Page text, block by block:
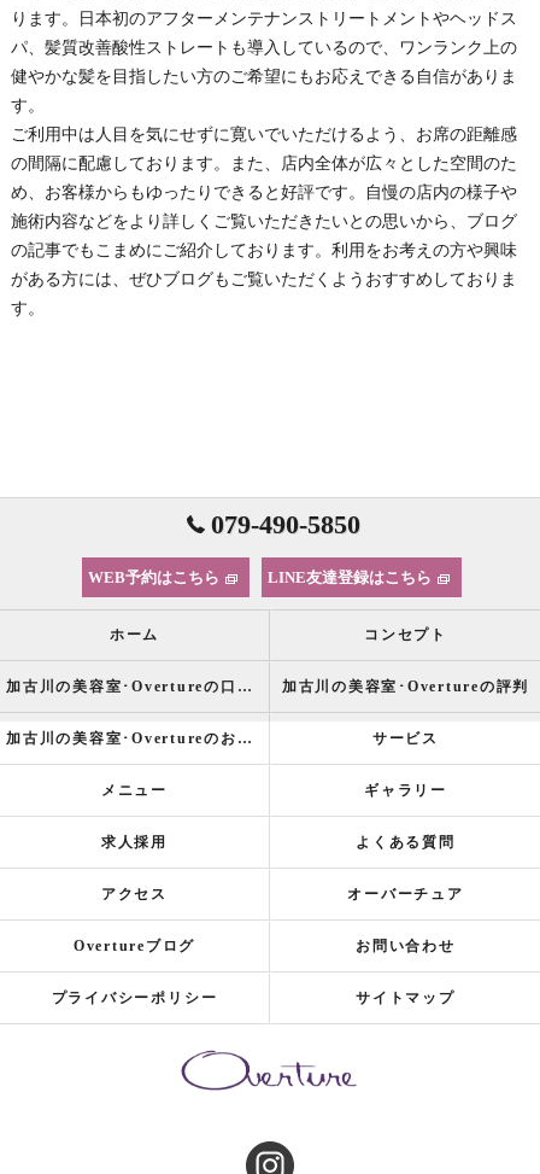
ります。日本初のアフターメンテナンストリートメントやヘッドス
パ、髪質改善酸性ストレートも導入しているので、ワンランク上の
健やかな髪を目指したい方のご希望にもお応えできる自信がありま
す。
ご利用中は人目を気にせずに寛いでいただけるよう、お席の距離感
の間隔に配慮しております。また、店内全体が広々とした空間のた
め、お客様からもゆったりできると好評です。自慢の店内の様子や
施術内容などをより詳しくご覧いただきたいとの思いから、ブログ
の記事でもこまめにご紹介しております。利用をお考えの方や興味
がある方には、ぜひブログもご覧いただくようおすすめしておりま
す。
079-490-5850
WEB予約はこちら LINE友達登録はこちら
ホーム コンセプト
加古川の美容室･Overtureの口コミ情報 加古川の美容室･Overtureの評判
加古川の美容室･Overtureのお客様の声 サービス
メニュー ギャラリー
求人採用 よくある質問
アクセス オーバーチュア
Overtureブログ お問い合わせ
プライバシーポリシー サイトマップ